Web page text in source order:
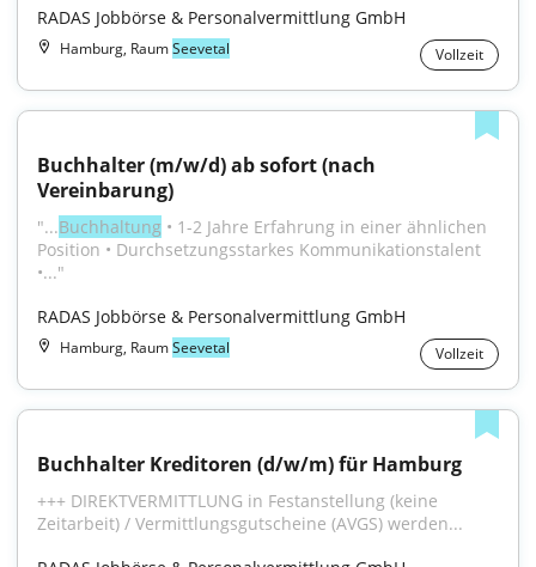
RADAS Jobbörse & Personalvermittlung GmbH
Hamburg, RaumSeevetal Vollzeit
Buchhalter (m/w/d) ab sofort (nach
Vereinbarung)
"...Buchhaltung • 1-2 Jahre Erfahrung in einer ähnlichen
Position • Durchsetzungsstarkes Kommunikationstalent
•..."
RADAS Jobbörse & Personalvermittlung GmbH
Hamburg, RaumSeevetal Vollzeit
Buchhalter Kreditoren (d/w/m) für Hamburg
+++ DIREKTVERMITTLUNG in Festanstellung (keine
Zeitarbeit) / Vermittlungsgutscheine (AVGS) werden...